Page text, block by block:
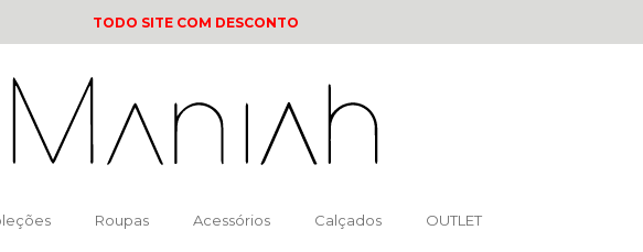
TODO SITE COM DESCONTO
Roupas Acessórios Calçados OUTLET